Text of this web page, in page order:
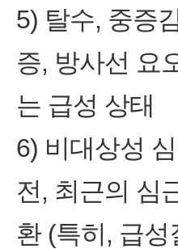
5) 탈수, 중증
증, 방사선 요
는 급성 상태
6) 비대상성
전, 최근의 심
환 (특히, 급